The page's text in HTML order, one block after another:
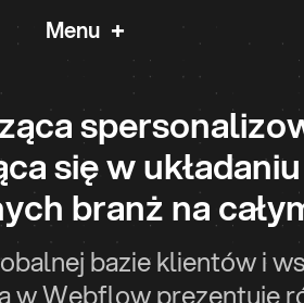
Menu +
się w
branż na
bazie klientów i
w Webflow prezentuje